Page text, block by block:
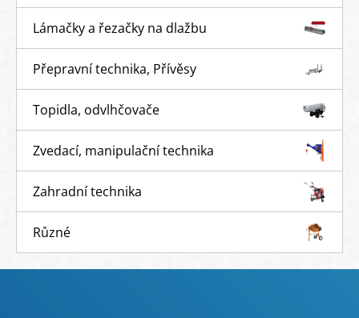
Lámačky a řezačky na dlažbu
Přepravní technika, Přívěsy
Topidla, odvlhčovače
Zvedací, manipulační technika
Zahradní technika
Různé